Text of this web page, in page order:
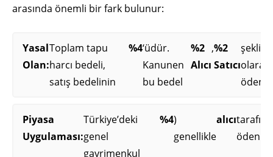
arasında önemli bir fark bulunur:
Yasal
Olan:
Toplam tapu
harcı bedeli,
satış bedelinin
%4‘üdür.
Kanunen
bu bedel
%2
Alıcı
,%2
Satıcıolarak
Piyasa
Uygulaması:
Türkiye’deki
genel
gayrimenkul
%4)
genellikle
alıcı